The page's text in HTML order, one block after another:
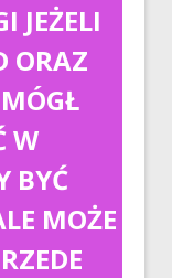
JEŻELI
ORAZ
W
BYĆ
MOŻE